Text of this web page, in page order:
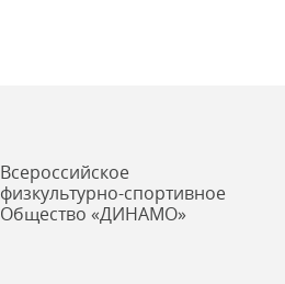
Всероссийское
физкультурно-спортивное
Общество «ДИНАМО»